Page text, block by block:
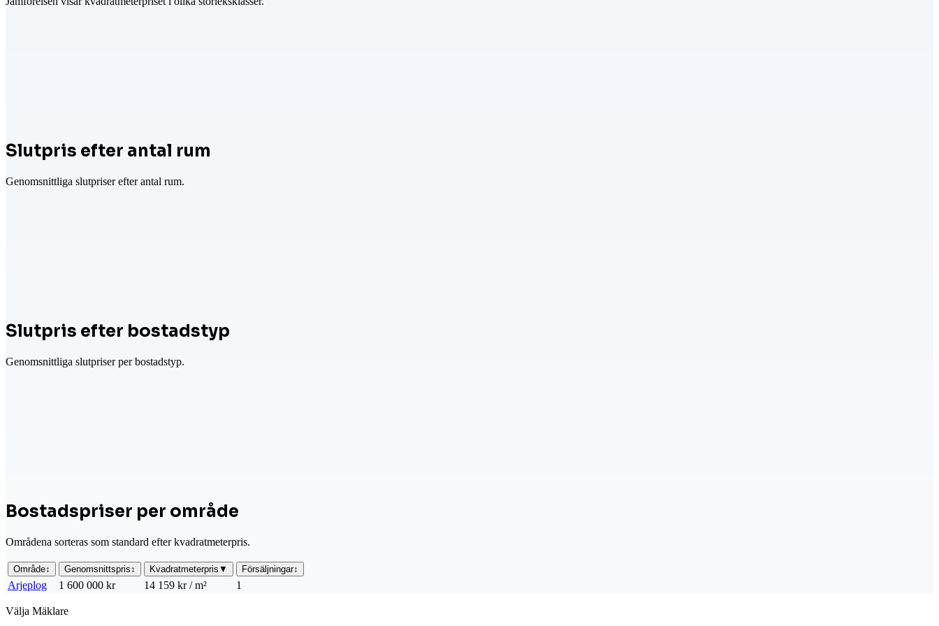
Slutpris efter antal rum
Genomsnittliga slutpriser efter antal rum.
Slutpris efter bostadstyp
Genomsnittliga slutpriser per bostadstyp.
Bostadspriser per område
Områdena sorteras som standard efter kvadratmeterpris.
Område↕ Genomsnittspris↕ Kvadratmeterpris ▼ Försäljningar↕
Arjeplog 1 600 000 kr 14 159 kr / m² 1
Välja Mäklare